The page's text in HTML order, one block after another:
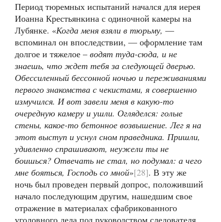
Период тюремных испытаний начался для иерея
Иоанна Крестьянкина с одиночной камеры на
Лубянке. «Когда меня взяли в тюрьму, —
вспоминал он впоследствии, — оформление там
долгое и тяжелое – водят туда-сюда, и не
знаешь, что ждет тебя за следующей дверью.
Обессиленный бессонной ночью и переживаниями
первого знакомства с чекистами, я совершенно
измучился. И вот завели меня в какую-то
очередную камеру и ушли. Огляделся: голые
стены, какое-то бетонное возвышение. Лег я на
этот выступ и уснул сном праведника. Пришли,
удивленно спрашивают, неужели ты не
боишься? Отвечать не стал, но подумал: а чего
мне бояться, Господь со мной»[28]. В эту же
ночь был проведен первый допрос, положивший
начало последующим другим, нашедшим свое
отражение в материалах сфабрикованного
уголовного дела под руководством следователя